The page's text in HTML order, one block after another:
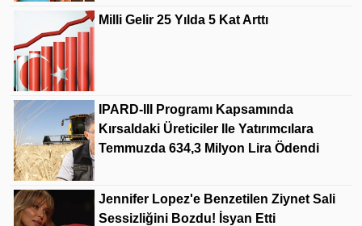
Milli Gelir 25 Yılda 5 Kat Arttı
IPARD-III Programı Kapsamında
Kırsaldaki Üreticiler Ile Yatırımcılara
Temmuzda 634,3 Milyon Lira Ödendi
Jennifer Lopez'e Benzetilen Ziynet Sali
Sessizliğini Bozdu! İsyan Etti